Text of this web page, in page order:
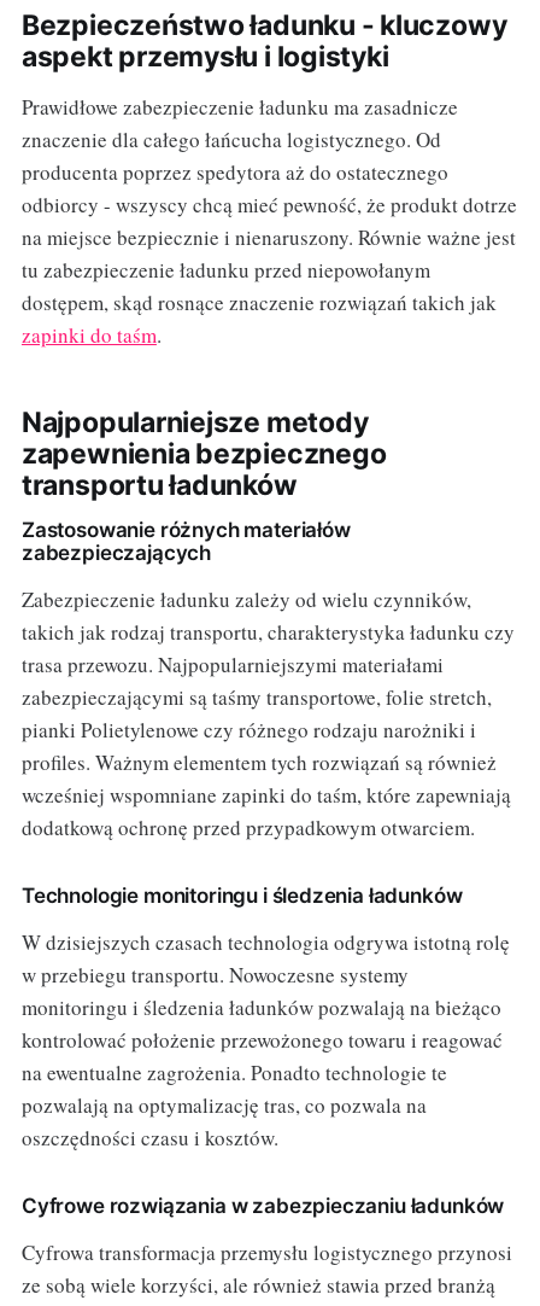
Bezpieczeństwo ładunku - kluczowy
aspekt przemysłu i logistyki
Prawidłowe zabezpieczenie ładunku ma zasadnicze
znaczenie dla całego łańcucha logistycznego. Od
producenta poprzez spedytora aż do ostatecznego
odbiorcy - wszyscy chcą mieć pewność, że produkt dotrze
na miejsce bezpiecznie i nienaruszony. Równie ważne jest
tu zabezpieczenie ładunku przed niepowołanym
dostępem, skąd rosnące znaczenie rozwiązań takich jak
zapinki do taśm.
Najpopularniejsze metody
zapewnienia bezpiecznego
transportu ładunków
Zastosowanie różnych materiałów
zabezpieczających
Zabezpieczenie ładunku zależy od wielu czynników,
takich jak rodzaj transportu, charakterystyka ładunku czy
trasa przewozu. Najpopularniejszymi materiałami
zabezpieczającymi są taśmy transportowe, folie stretch,
pianki Polietylenowe czy różnego rodzaju narożniki i
profiles. Ważnym elementem tych rozwiązań są również
wcześniej wspomniane zapinki do taśm, które zapewniają
dodatkową ochronę przed przypadkowym otwarciem.
Technologie monitoringu i śledzenia ładunków
W dzisiejszych czasach technologia odgrywa istotną rolę
w przebiegu transportu. Nowoczesne systemy
monitoringu i śledzenia ładunków pozwalają na bieżąco
kontrolować położenie przewożonego towaru i reagować
na ewentualne zagrożenia. Ponadto technologie te
pozwalają na optymalizację tras, co pozwala na
oszczędności czasu i kosztów.
Cyfrowe rozwiązania w zabezpieczaniu ładunków
Cyfrowa transformacja przemysłu logistycznego przynosi
ze sobą wiele korzyści, ale również stawia przed branżą